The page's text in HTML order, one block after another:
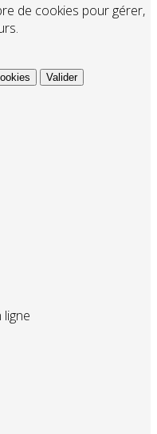
de cookies pour gérer,
Valider
ligne